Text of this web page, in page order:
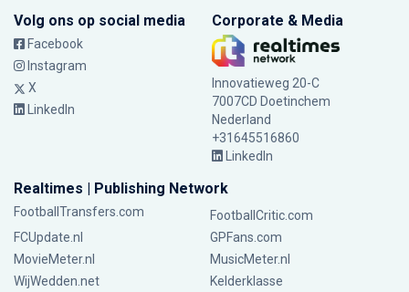
Volg ons op social media
Facebook
Instagram
X
LinkedIn
Corporate & Media
Innovatieweg 20-C
7007CD Doetinchem
Nederland
+31645516860
LinkedIn
Realtimes | Publishing Network
FootballTransfers.com
FootballCritic.com
FCUpdate.nl
GPFans.com
MovieMeter.nl
MusicMeter.nl
WijWedden.net
Kelderklasse